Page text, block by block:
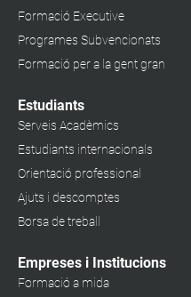
Formació Executive
Programes Subvencionats
Formació per a la gent gran
Estudiants
Serveis Acadèmics
Estudiants internacionals
Orientació professional
Ajuts i descomptes
Borsa de treball
Empreses i Institucions
Formació a mida